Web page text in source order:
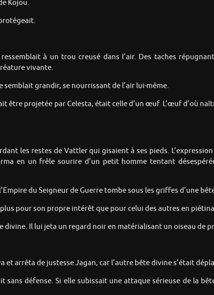
Kojou.
à un trou creusé dans l’air. Des taches
vivante.
grandir, se nourrissant de l’air lui-même.
être projetée par Celesta, était celle d’un œuf. L’œuf d’où
les restes de Vattler qui gisaient à ses pieds.
en un frêle sourire d’un petit homme tentant
du Seigneur de Guerre tombe sous les griffes d’une
pour son propre intérêt que pour celui des autres en
Il lui jeta un regard noir en matérialisant un oiseau de
arrêta de justesse Jagan, car l’autre bête divine s’était
sans défense. Si elle subissait une attaque sérieuse de la